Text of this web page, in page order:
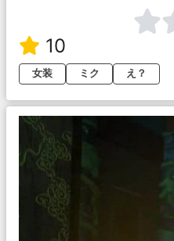
10
女装
ミク え？